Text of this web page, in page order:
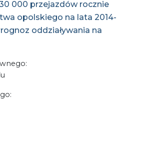
000 przejazdów rocznie
opolskiego na lata 2014-
oddziaływania na